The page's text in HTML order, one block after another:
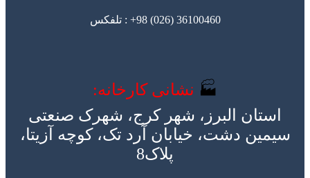
36100460 (026) 98+ : تلفکس
🏭 نشانی کارخانه:
استان البرز، شهر کرج، شهرک صنعتی
سیمین دشت، خیابان آرد تک، کوچه آزیتا،
پلاک8